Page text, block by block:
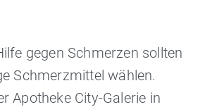
gegen Schmerzen sollten
Schmerzmittel wählen.
Apotheke City-Galerie in